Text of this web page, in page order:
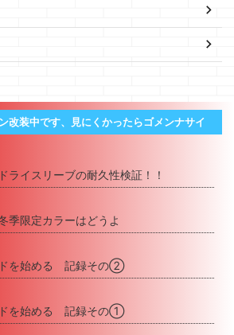
改装中です、見にくかったらゴメンナサイ
ライスリーブの耐久性検証！！
季限定カラーはどうよ
ドを始める 記録その②
ドを始める 記録その①